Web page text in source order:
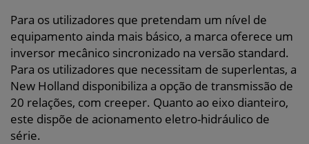
Para os utilizadores que pretendam um nível de
equipamento ainda mais básico, a marca oferece um
inversor mecânico sincronizado na versão standard.
Para os utilizadores que necessitam de superlentas, a
New Holland disponibiliza a opção de transmissão de
20 relações, com creeper. Quanto ao eixo dianteiro,
este dispõe de acionamento eletro-hidráulico de
série.